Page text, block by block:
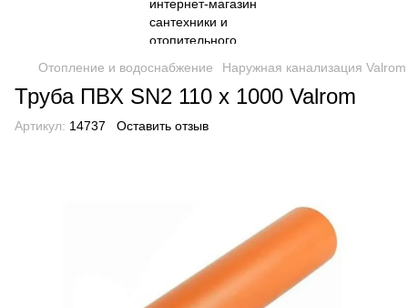
Отопление и водоснабжение Наружная канализация Valrom
Труба ПВХ SN2 110 х 1000 Valrom
Артикул: 14737 Оставить отзыв